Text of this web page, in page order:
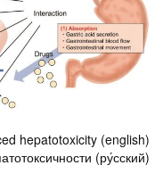
hepatotoxicity (english)
(ру́сский)